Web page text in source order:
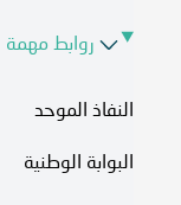
روابط مهمة
النفاذ الموحد
البوابة الوطنية